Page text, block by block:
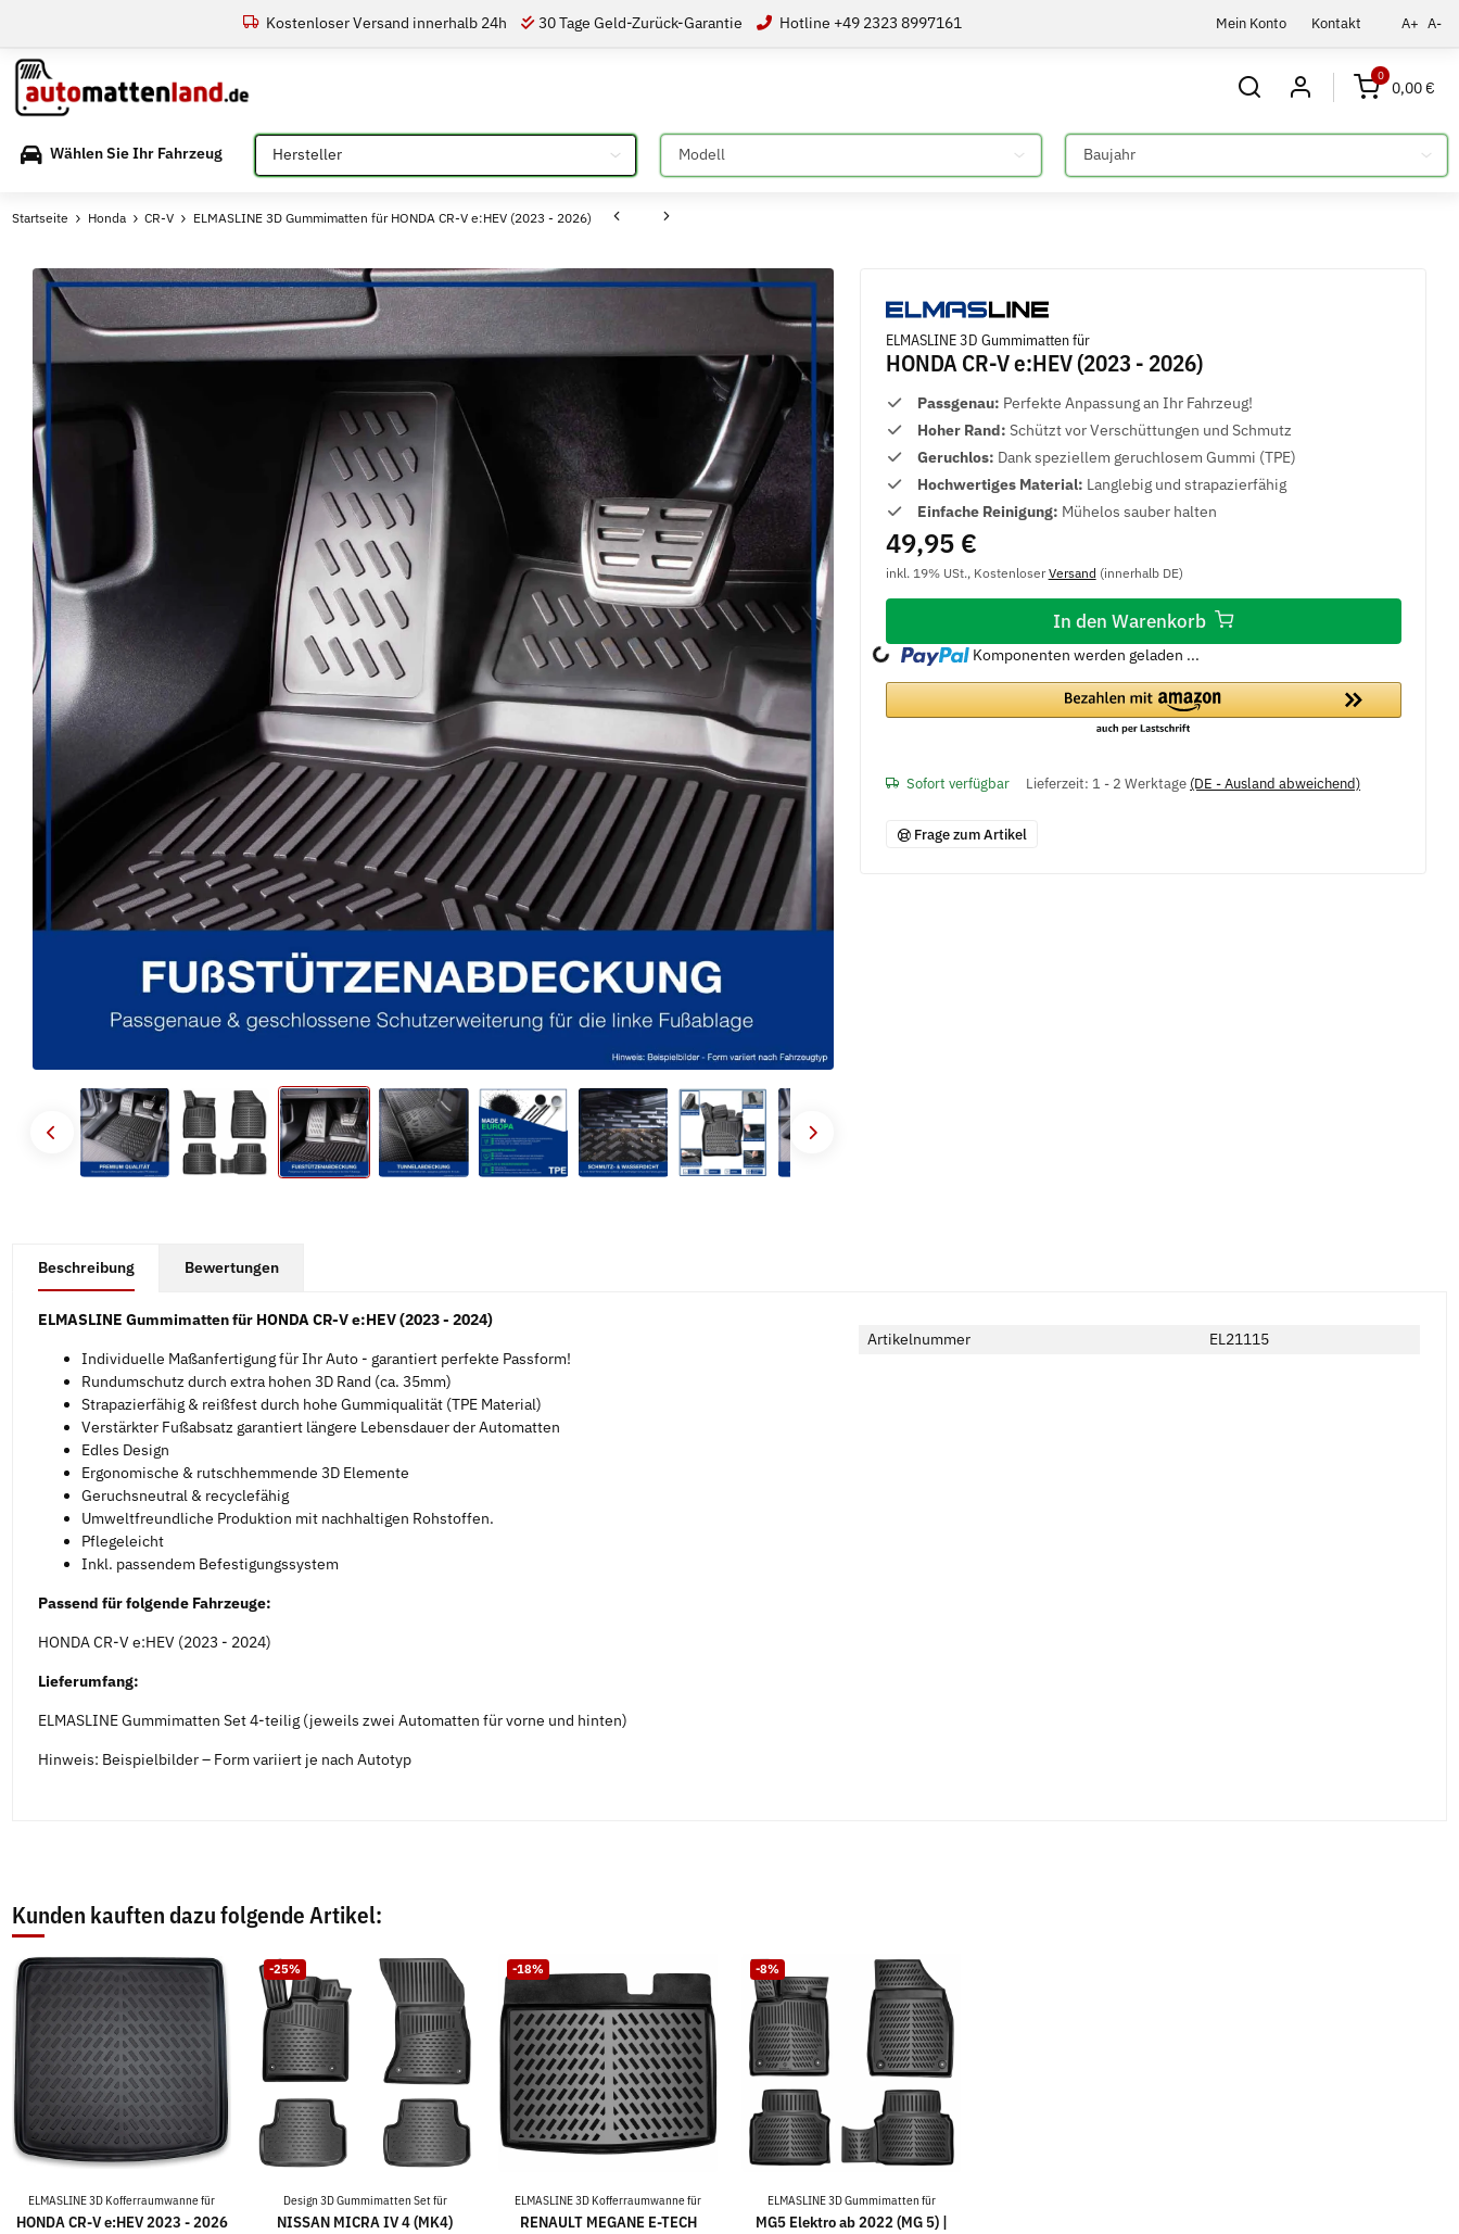
Mein Konto Kontakt A+ A-
Kostenloser Versand innerhalb 24h 30 Tage Geld-Zurück-Garantie Hotline +49 2323 8997161
0
0,00 €
Wählen Sie Ihr Fahrzeug Bitte auswählen Bitte auswählen Bitte auswählen
Startseite Honda CR-V ELMASLINE 3D Gummimatten für HONDA CR-V e:HEV (2023 - 2026)
ELMASLINE 3D Gummimatten für
HONDA CR-V e:HEV (2023 - 2026)
Passgenau: Perfekte Anpassung an Ihr Fahrzeug!
Hoher Rand: Schützt vor Verschüttungen und Schmutz
Geruchlos: Dank speziellem geruchlosem Gummi (TPE)
Hochwertiges Material: Langlebig und strapazierfähig
Einfache Reinigung: Mühelos sauber halten
49,95 €
inkl. 19% USt., KostenloserVersand (innerhalb DE)
In den Warenkorb
Loading... Komponenten werden geladen ...
Sofort verfügbar Lieferzeit: 1 - 2 Werktage (DE - Ausland abweichend)
Frage zum Artikel
Beschreibung Bewertungen
ELMASLINE Gummimatten für HONDA CR-V e:HEV (2023 - 2024)
Individuelle Maßanfertigung für Ihr Auto - garantiert perfekte Passform!
Rundumschutz durch extra hohen 3D Rand (ca. 35mm)
Strapazierfähig & reißfest durch hohe Gummiqualität (TPE Material)
Verstärkter Fußabsatz garantiert längere Lebensdauer der Automatten
Edles Design
Ergonomische & rutschhemmende 3D Elemente
Geruchsneutral & recyclefähig
Umweltfreundliche Produktion mit nachhaltigen Rohstoffen.
Pflegeleicht
Inkl. passendem Befestigungssystem
Passend für folgende Fahrzeuge:
HONDA CR-V e:HEV (2023 - 2024)
Lieferumfang:
ELMASLINE Gummimatten Set 4-teilig (jeweils zwei Automatten für vorne und hinten)
Hinweis: Beispielbilder – Form variiert je nach Autotyp
Artikelnummer EL21115
Kunden kauften dazu folgende Artikel:
ELMASLINE 3D Kofferraumwanne für
HONDA CR-V e:HEV 2023 - 2026
-25%
Design 3D Gummimatten Set für
NISSAN MICRA IV 4 (MK4)
-18%
ELMASLINE 3D Kofferraumwanne für
RENAULT MEGANE E-TECH
-8%
ELMASLINE 3D Gummimatten für
MG5 Elektro ab 2022 (MG 5) |